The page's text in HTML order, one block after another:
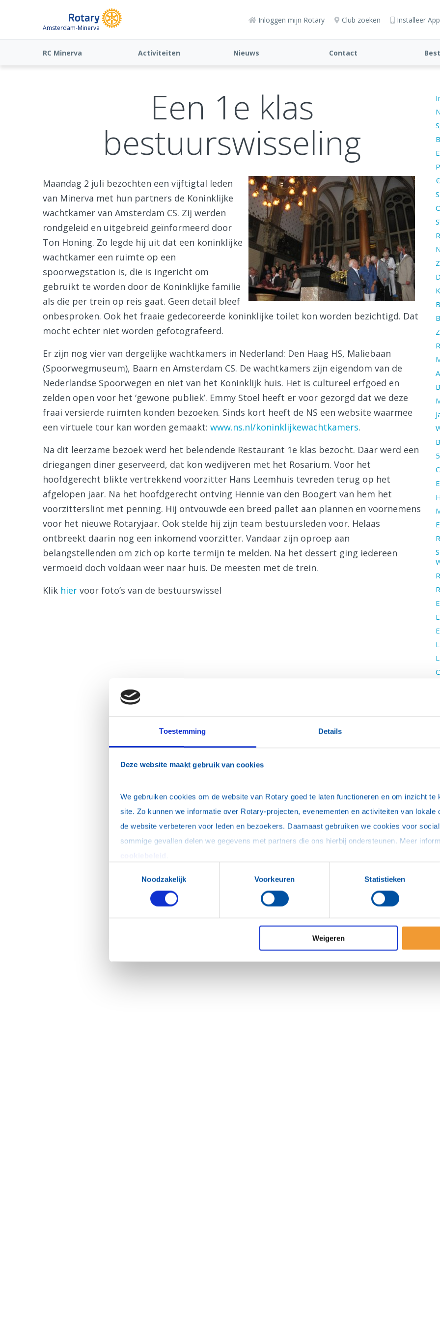
Toestemming Details
Deze website maakt gebruik van cookies
We gebruiken cookies om de website van Rotary goed te laten functioneren en om inzicht te
site. Zo kunnen we informatie over Rotary-projecten, evenementen en activiteiten van lokale
de website verbeteren voor leden en bezoekers. Daarnaast gebruiken we cookies voor
Noodzakelijk
Voorkeuren Statistieken
Weigeren
Amsterdam-Minerva
Inloggen mijn Rotary Club zoeken Installeer App
RC Minerva Activiteiten Nieuws Contact
Een 1e klas
bestuurswisseling
Maandag 2 juli bezochten een vijftigtal leden
van Minerva met hun partners de Koninklijke
wachtkamer van Amsterdam CS. Zij werden
rondgeleid en uitgebreid geïnformeerd door
Ton Honing. Zo legde hij uit dat een koninklijke
wachtkamer een ruimte op een
spoorwegstation is, die is ingericht om
gebruikt te worden door de Koninklijke familie
als die per trein op reis gaat. Geen detail bleef
onbesproken. Ook het fraaie gedecoreerde koninklijke toilet kon worden bezichtigd. Dat
mocht echter niet worden gefotografeerd.
Er zijn nog vier van dergelijke wachtkamers in Nederland: Den Haag HS, Maliebaan
(Spoorwegmuseum), Baarn en Amsterdam CS. De wachtkamers zijn eigendom van de
Nederlandse Spoorwegen en niet van het Koninklijk huis. Het is cultureel erfgoed en
zelden open voor het ‘gewone publiek’. Emmy Stoel heeft er voor gezorgd dat we deze
fraai versierde ruimten konden bezoeken. Sinds kort heeft de NS een website waarmee
een virtuele tour kan worden gemaakt: www.ns.nl/koninklijkewachtkamers.
Na dit leerzame bezoek werd het belendende Restaurant 1e klas bezocht. Daar werd een
driegangen diner geserveerd, dat kon wedijveren met het Rosarium. Voor het
hoofdgerecht blikte vertrekkend voorzitter Hans Leemhuis tevreden terug op het
afgelopen jaar. Na het hoofdgerecht ontving Hennie van den Boogert van hem het
voorzitterslint met penning. Hij ontvouwde een breed pallet aan plannen en voornemens
voor het nieuwe Rotaryjaar. Ook stelde hij zijn team bestuursleden voor. Helaas
ontbreekt daarin nog een inkomend voorzitter. Vandaar zijn oproep aan
belangstellenden om zich op korte termijn te melden. Na het dessert ging iedereen
vermoeid doch voldaan weer naar huis. De meesten met de trein.
Klik hier voor foto’s van de bestuurswissel